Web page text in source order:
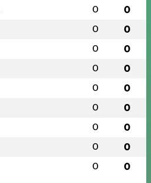
0 0
0 0
0 0
0 0
0 0
0 0
0 0
0 0
0 0